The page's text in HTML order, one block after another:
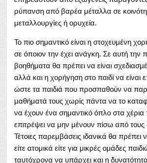
ρύπανση από βαρέα μέταλλα σε
μεταλλουργίες ή ορυχεία.
Το πιο σημαντικό είναι η στοχευμένη
σε όποιον την έχει ανάγκη. Σε αυτή την
βοηθήματα θα πρέπει να είναι
αλλά και η χορήγηση στο παιδί να είναι
ώστε τα παιδιά που προσπαθούν να
μαθήματά τους χωρίς πάντα να το
να έχουν ένα σημαντικό όπλο στα χέρια
επιτρέψει να μην μένουν πίσω από τους
Τέτοιες παρεμβάσεις ιδανικά θα πρέπει
είτε ατομικά είτε για μικρές ομάδες
ταυτόχρονα να υπάρχει και η